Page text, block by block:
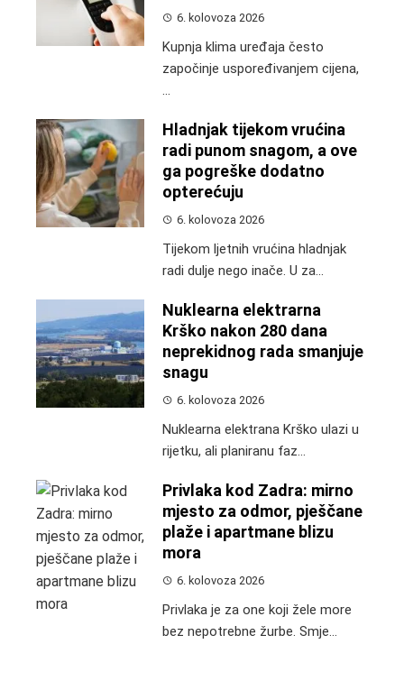
6. kolovoza 2026
Kupnja klima uređaja često
započinje uspoređivanjem cijena,
Hladnjak tijekom vrućina
radi punom snagom, a ove
ga pogreške dodatno
opterećuju
6. kolovoza 2026
Tijekom ljetnih vrućina hladnjak
radi dulje nego inače. U za...
Nuklearna elektrarna
Krško nakon 280 dana
neprekidnog rada smanjuje
snagu
6. kolovoza 2026
Nuklearna elektrana Krško ulazi u
rijetku, ali planiranu faz...
Privlaka kod Zadra: mirno
mjesto za odmor, pješčane
plaže i apartmane blizu
mora
6. kolovoza 2026
Privlaka je za one koji žele more
bez nepotrebne žurbe. Smje...